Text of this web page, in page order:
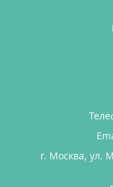
г. Москва, ул.